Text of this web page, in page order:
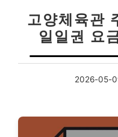
고양체육관
일일권 요
2026-05-